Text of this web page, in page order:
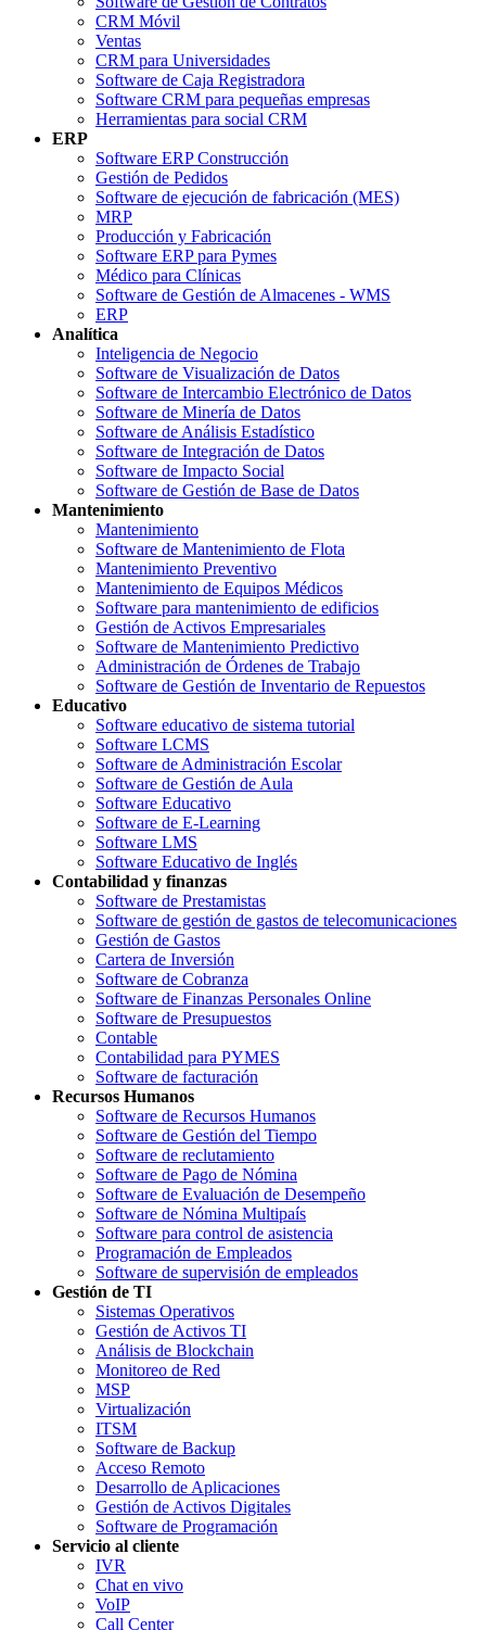
CRM Móvil
Ventas
CRM para Universidades
Software de Caja Registradora
Software CRM para pequeñas empresas
Herramientas para social CRM
ERP
Software ERP Construcción
Gestión de Pedidos
Software de ejecución de fabricación (MES)
MRP
Producción y Fabricación
Software ERP para Pymes
Médico para Clínicas
Software de Gestión de Almacenes - WMS
ERP
Analítica
Inteligencia de Negocio
Software de Visualización de Datos
Software de Intercambio Electrónico de Datos
Software de Minería de Datos
Software de Análisis Estadístico
Software de Integración de Datos
Software de Impacto Social
Software de Gestión de Base de Datos
Mantenimiento
Mantenimiento
Software de Mantenimiento de Flota
Mantenimiento Preventivo
Mantenimiento de Equipos Médicos
Software para mantenimiento de edificios
Gestión de Activos Empresariales
Software de Mantenimiento Predictivo
Administración de Órdenes de Trabajo
Software de Gestión de Inventario de Repuestos
Educativo
Software educativo de sistema tutorial
Software LCMS
Software de Administración Escolar
Software de Gestión de Aula
Software Educativo
Software de E-Learning
Software LMS
Software Educativo de Inglés
Contabilidad y finanzas
Software de Prestamistas
Software de gestión de gastos de telecomunicaciones
Gestión de Gastos
Cartera de Inversión
Software de Cobranza
Software de Finanzas Personales Online
Software de Presupuestos
Contable
Contabilidad para PYMES
Software de facturación
Recursos Humanos
Software de Recursos Humanos
Software de Gestión del Tiempo
Software de reclutamiento
Software de Pago de Nómina
Software de Evaluación de Desempeño
Software de Nómina Multipaís
Software para control de asistencia
Programación de Empleados
Software de supervisión de empleados
Gestión de TI
Sistemas Operativos
Gestión de Activos TI
Análisis de Blockchain
Monitoreo de Red
MSP
Virtualización
ITSM
Software de Backup
Acceso Remoto
Desarrollo de Aplicaciones
Gestión de Activos Digitales
Software de Programación
Servicio al cliente
IVR
Chat en vivo
VoIP
Call Center